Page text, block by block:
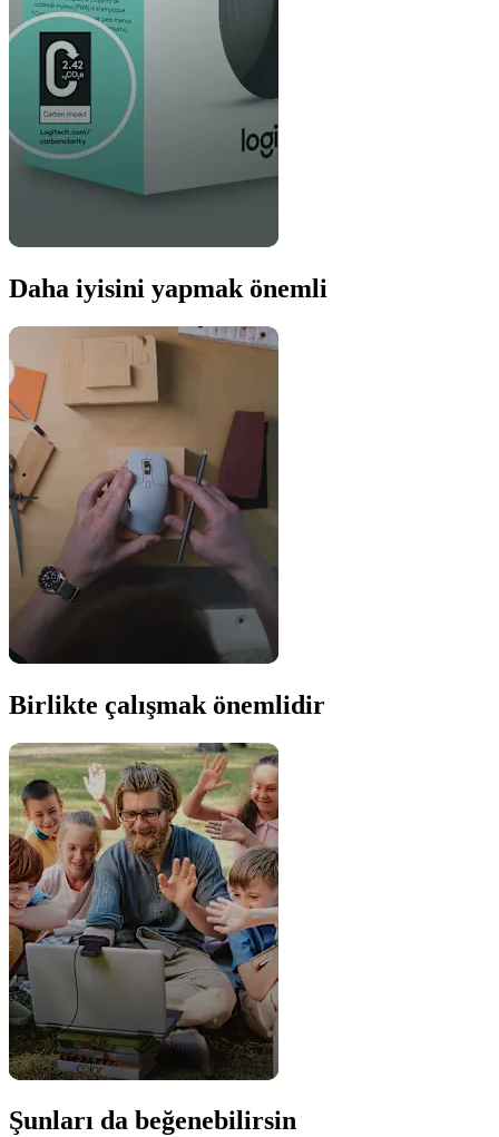
Daha iyisini yapmak önemli
Birlikte çalışmak önemlidir
Şunları da beğenebilirsin